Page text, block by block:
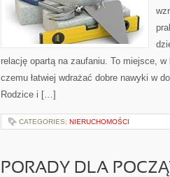
relację opartą na zaufaniu. To miejsce,
czemu łatwiej wdrażać dobre nawyki w
Rodzice i […]
CATEGORIES: NIERUCHOMOŚCI
PORADY DLA